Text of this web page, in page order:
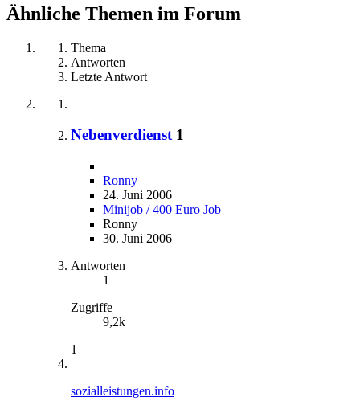
Ähnliche Themen im Forum
Thema
Antworten
Letzte Antwort
Nebenverdienst 1
Ronny
24. Juni 2006
Minijob / 400 Euro Job
Ronny
30. Juni 2006
Antworten
1
Zugriffe
9,2k
1
sozialleistungen.info